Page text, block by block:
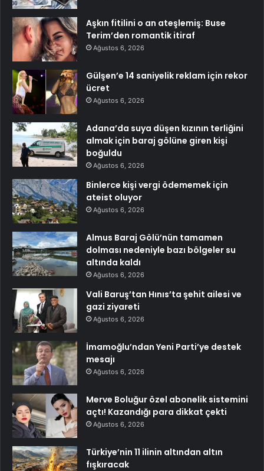
Aşkın fitilini o an ateşlemiş: Buse
Terim’den romantik itiraf
Ağustos 6, 2026
Gülşen’e 14 saniyelik reklam için rekor
ücret
Ağustos 6, 2026
Adana’da suya düşen kızının terliğini
almak için baraj gölüne giren kişi
boğuldu
Ağustos 6, 2026
Binlerce kişi vergi ödememek için
ateist oluyor
Ağustos 6, 2026
Almus Baraj Gölü’nün tamamen
dolması nedeniyle bazı bölgeler su
altında kaldı
Ağustos 6, 2026
Vali Baruş’tan Hınıs’ta şehit ailesi ve
gazi ziyareti
Ağustos 6, 2026
İmamoğlu’ndan Yeni Parti’ye destek
mesajı
Ağustos 6, 2026
Merve Boluğur özel abonelik sistemini
açtı! Kazandığı para dikkat çekti
Ağustos 6, 2026
Türkiye’nin 11 ilinin altından altın
fışkıracak